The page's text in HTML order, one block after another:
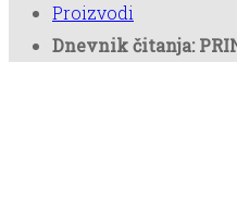
Proizvodi
Dnevnik čitanja: